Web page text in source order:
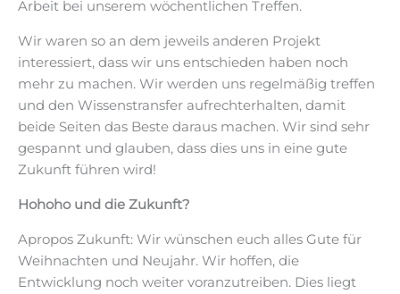
Arbeit bei unserem wöchentlichen Treffen.
Wir waren so an dem jeweils anderen Projekt
interessiert, dass wir uns entschieden haben noch
mehr zu machen. Wir werden uns regelmäßig treffen
und den Wissenstransfer aufrechterhalten, damit
beide Seiten das Beste daraus machen. Wir sind sehr
gespannt und glauben, dass dies uns in eine gute
Zukunft führen wird!
Hohoho und die Zukunft?
Apropos Zukunft: Wir wünschen euch alles Gute für
Weihnachten und Neujahr. Wir hoffen, die
Entwicklung noch weiter voranzutreiben. Dies liegt